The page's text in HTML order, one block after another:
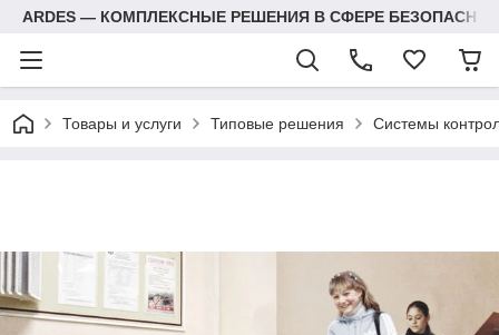
ARDES — КОМПЛЕКСНЫЕ РЕШЕНИЯ В СФЕРЕ
Товары и услуги Типовые решения Системы